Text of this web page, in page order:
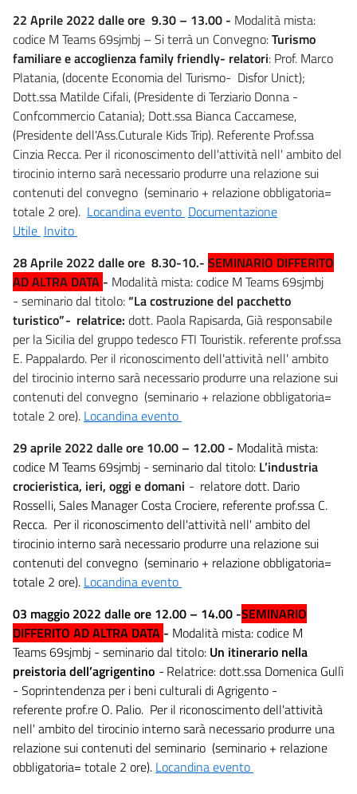
22 Aprile 2022 dalle ore 9.30 – 13.00 - Modalità mista:
codice M Teams 69sjmbj – Si terrà un Convegno:Turismo
familiare e accoglienza family friendly- relatori: Prof. Marco
Platania, (docente Economia del Turismo- Disfor Unict);
Dott.ssa Matilde Cifali, (Presidente di Terziario Donna -
Confcommercio Catania); Dott.ssa Bianca Caccamese,
(Presidente dell'Ass.Cuturale Kids Trip). Referente Prof.ssa
Cinzia Recca. Per il riconoscimento dell'attività nell' ambito del
tirocinio interno sarà necessario produrre una relazione sui
contenuti del convegno (seminario + relazione obbligatoria=
totale 2 ore). Locandina evento Documentazione
Utile Invito
28 Aprile 2022 dalle ore 8.30-10.- SEMINARIO DIFFERITO
AD ALTRA DATA - Modalità mista: codice M Teams 69sjmbj
- seminario dal titolo:“La costruzione del pacchetto
turistico”- relatrice: dott. Paola Rapisarda, Già responsabile
per la Sicilia del gruppo tedesco FTI Touristik. referente prof.ssa
E. Pappalardo. Per il riconoscimento dell'attività nell' ambito
del tirocinio interno sarà necessario produrre una relazione sui
contenuti del convegno (seminario + relazione obbligatoria=
totale 2 ore). Locandina evento
29 aprile 2022 dalle ore 10.00 – 12.00 - Modalità mista:
codice M Teams 69sjmbj - seminario dal titolo: L’industria
crocieristica, ieri, oggi e domani - relatore dott. Dario
Rosselli, Sales Manager Costa Crociere, referente prof.ssa C.
Recca. Per il riconoscimento dell'attività nell' ambito del
tirocinio interno sarà necessario produrre una relazione sui
contenuti del convegno (seminario + relazione obbligatoria=
totale 2 ore). Locandina evento
03 maggio 2022 dalle ore 12.00 – 14.00 -SEMINARIO
DIFFERITO AD ALTRA DATA - Modalità mista: codice M
Teams 69sjmbj - seminario dal titolo: Un itinerario nella
preistoria dell’agrigentino -Relatrice: dott.ssa Domenica Gullì
- Soprintendenza per i beni culturali di Agrigento -
referente prof.re O. Palio. Per il riconoscimento dell'attività
nell' ambito del tirocinio interno sarà necessario produrre una
relazione sui contenuti del seminario (seminario + relazione
obbligatoria= totale 2 ore). Locandina evento